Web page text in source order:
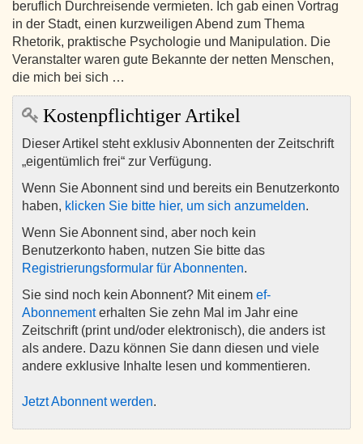
beruflich Durchreisende vermieten. Ich gab einen Vortrag
in der Stadt, einen kurzweiligen Abend zum Thema
Rhetorik, praktische Psychologie und Manipulation. Die
Veranstalter waren gute Bekannte der netten Menschen,
die mich bei sich …
Kostenpflichtiger Artikel
Dieser Artikel steht exklusiv Abonnenten der Zeitschrift
„eigentümlich frei“ zur Verfügung.
Wenn Sie Abonnent sind und bereits ein Benutzerkonto
haben, klicken Sie bitte hier, um sich anzumelden.
Wenn Sie Abonnent sind, aber noch kein
Benutzerkonto haben, nutzen Sie bitte das
Registrierungsformular für Abonnenten.
Sie sind noch kein Abonnent? Mit einem ef-
Abonnementerhalten Sie zehn Mal im Jahr eine
Zeitschrift (print und/oder elektronisch), die anders ist
als andere. Dazu können Sie dann diesen und viele
andere exklusive Inhalte lesen und kommentieren.
Jetzt Abonnent werden.